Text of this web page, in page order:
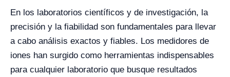
En los laboratorios científicos y de investigación, la
precisión y la fiabilidad son fundamentales para llevar
a cabo análisis exactos y fiables. Los medidores de
iones han surgido como herramientas indispensables
para cualquier laboratorio que busque resultados